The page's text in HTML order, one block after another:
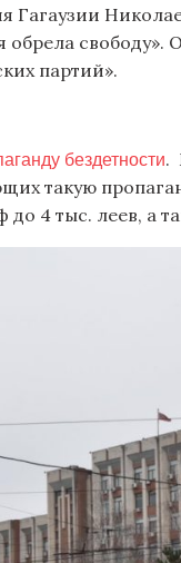
Гагаузии
обрела
партий».
бездетности.
такую
до 4 тыс. леев, а